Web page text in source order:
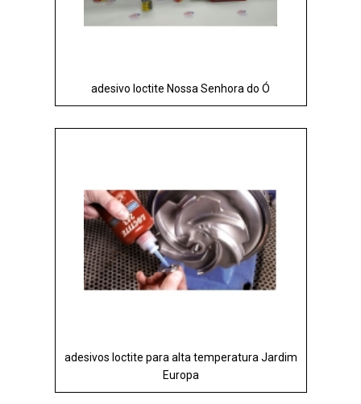
adesivo loctite Nossa Senhora do Ó
adesivos loctite para alta temperatura Jardim
Europa